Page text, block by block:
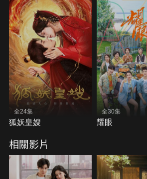
全24集
狐妖皇嫂
全30集
耀眼
相關影片